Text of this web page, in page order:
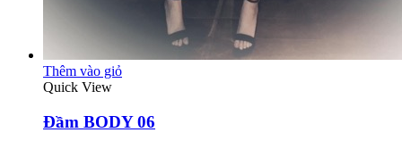
Thêm vào giỏ
Quick View
Đầm BODY 06